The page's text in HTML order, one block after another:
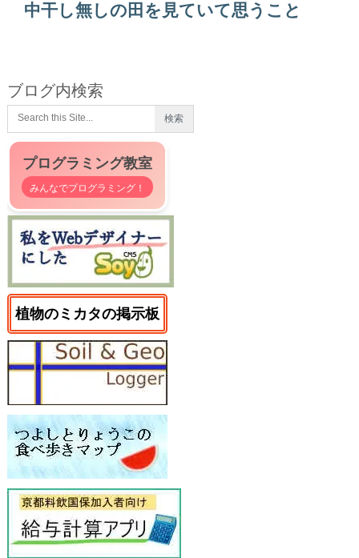
中干し無しの田を見ていて思うこと
ブログ内検索
プログラミング教室
みんなでプログラミング！
植物のミカタの掲示板